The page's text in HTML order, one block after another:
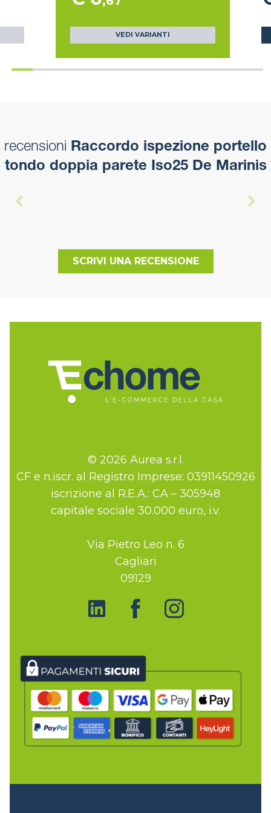
VEDI VARIANTI
recensioni Raccordo ispezione portello
tondo doppia parete Iso25 De Marinis
SCRIVI UNA RECENSIONE
© 2026 Aurea s.r.l.
CF e n.iscr. al Registro Imprese: 03911450926
iscrizione al R.E.A.: CA – 305948
capitale sociale 30.000 euro, i.v.
Via Pietro Leo n. 6
Cagliari
09129